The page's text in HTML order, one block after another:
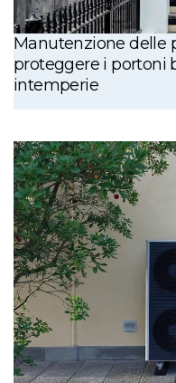
Manutenzione delle
proteggere i portoni
intemperie